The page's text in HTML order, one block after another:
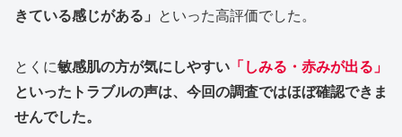
きている感じがある」
といった高評価でした。
とくに敏感肌の方が気にしやすい 「しみる・赤みが出る」
といったトラブルの声は、今回の調査ではほぼ確認できま
せんでした。